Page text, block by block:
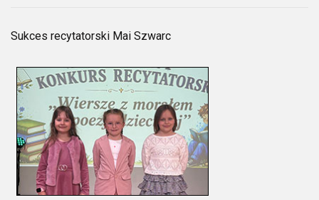
Sukces recytatorski Mai Szwarc